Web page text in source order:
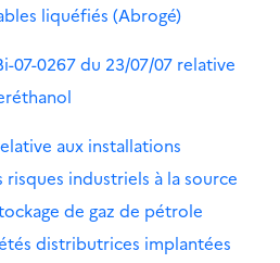
liquéfiés (Abrogé)
07-0267 du 23/07/07 relative
aux installations
industriels à la source
de gaz de pétrole
distributrices implantées